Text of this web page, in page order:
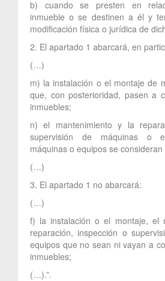
b) cuando se presten en
inmueble o se destinen a él y
modificación física o jurídica de
2. El apartado 1 abarcará, en
(…)
m) la instalación o el montaje de
que, con posterioridad, pasen a
inmuebles;
n) el mantenimiento y la
supervisión de máquinas o
máquinas o equipos se
(…)
3. El apartado 1 no abarcará:
(…)
f) la instalación o el montaje, el
reparación, inspección o
equipos que no sean ni vayan a
inmuebles;
(…).”.